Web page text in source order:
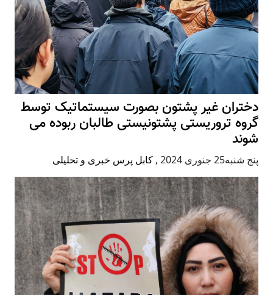
دختران غیر پشتون بصورت سیستماتیک توسط
گروه تروریستی پشتونیستی طالبان ربوده می
شوند
پنج شنبه25 جنوری 2024 , کابل پرس خبری و تحلیلی